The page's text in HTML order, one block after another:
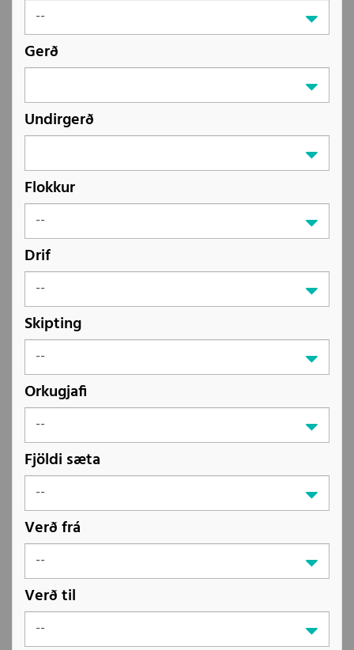
Gerð
Undirgerð
Flokkur
Drif
Skipting
Orkugjafi
Fjöldi sæta
Verð frá
Verð til